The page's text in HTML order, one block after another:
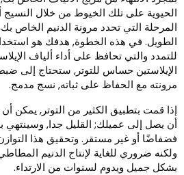
على تلك الخيوط من خلال النسيج أو
التي تحدد مرونة الدنيم الخاص بك,
في هذه الخطوة, هدفك هو استخدام
والتي تحافظ على أداء ألياف
حساس للتوتر, ستحتاج إلى ضبط
مع الحفاظ على ثباته, نسج مدمج.
قمت بتطبيق الكثير من التوتر, يمكن أن
يصل إلى عميلك; القليل جدا, وسينتهي بك
أو غير مستقر. وتحقيق هذا التوازن
ضروري للغاية لإنتاج الدنيم
جميل ويدوم لسنوات من الارتداء.